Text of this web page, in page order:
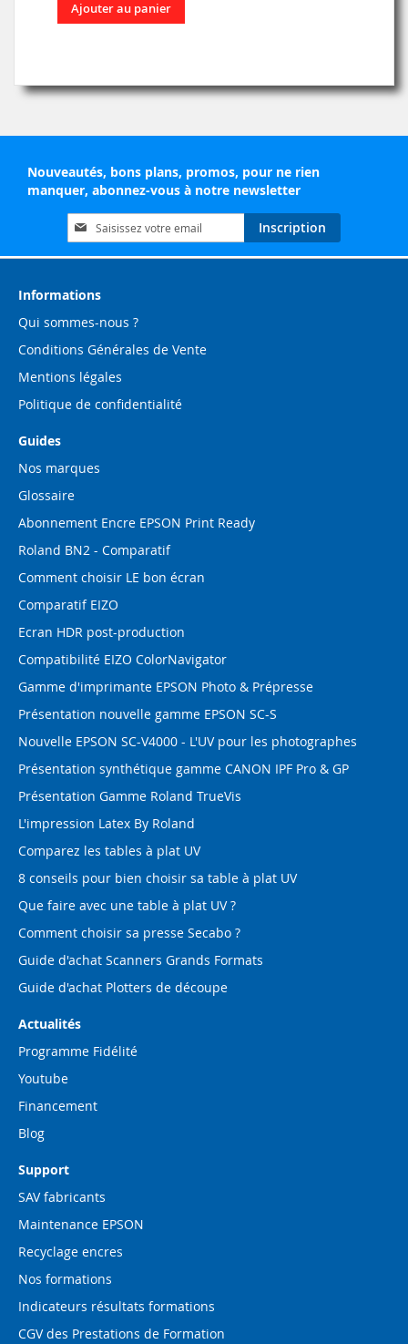
Ajouter au panier
Nouveautés, bons plans, promos, pour ne rien
manquer, abonnez-vous à notre newsletter
Inscription
à
notre
d’information
Inscription
Informations
Qui sommes-nous ?
Conditions Générales de Vente
Mentions légales
Politique de confidentialité
Guides
Nos marques
Glossaire
Abonnement Encre EPSON Print Ready
Roland BN2 - Comparatif
Comment choisir LE bon écran
Comparatif EIZO
Ecran HDR post-production
Compatibilité EIZO ColorNavigator
Gamme d'imprimante EPSON Photo & Prépresse
Présentation nouvelle gamme EPSON SC-S
Nouvelle EPSON SC-V4000 - L'UV pour les photographes
Présentation synthétique gamme CANON IPF Pro & GP
Présentation Gamme Roland TrueVis
L'impression Latex By Roland
Comparez les tables à plat UV
8 conseils pour bien choisir sa table à plat UV
Que faire avec une table à plat UV ?
Comment choisir sa presse Secabo ?
Guide d'achat Scanners Grands Formats
Guide d'achat Plotters de découpe
Actualités
Programme Fidélité
Youtube
Financement
Blog
Support
SAV fabricants
Maintenance EPSON
Recyclage encres
Nos formations
Indicateurs résultats formations
CGV des Prestations de Formation